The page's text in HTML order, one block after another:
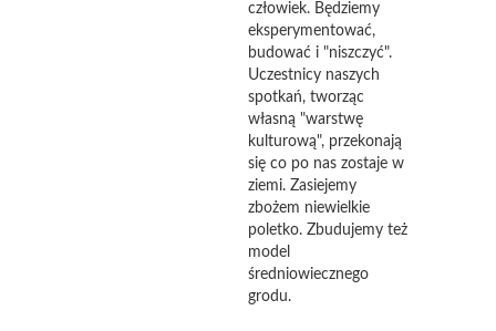
człowiek. Będziemy
eksperymentować,
budować i "niszczyć".
Uczestnicy naszych
spotkań, tworząc
własną "warstwę
kulturową", przekonają
się co po nas zostaje w
ziemi. Zasiejemy
zbożem niewielkie
poletko. Zbudujemy też
model
średniowiecznego
grodu.